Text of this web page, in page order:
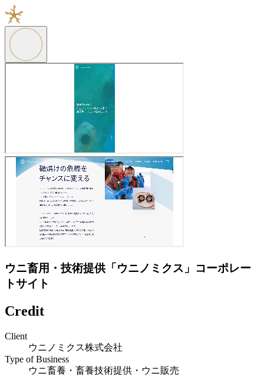
ウニ畜用・技術提供「ウニノミクス」コーポレー
トサイト
Credit
Client
ウニノミクス株式会社
Type of Business
ウニ畜養・畜養技術提供・ウニ販売